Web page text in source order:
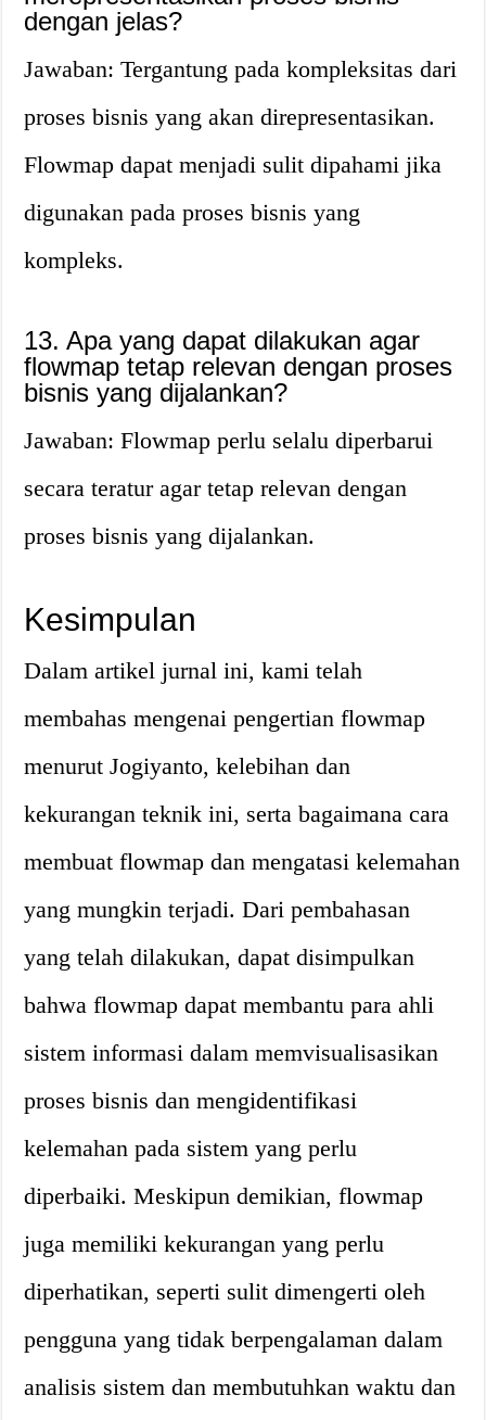
dengan jelas?
Jawaban: Tergantung pada kompleksitas dari
proses bisnis yang akan direpresentasikan.
Flowmap dapat menjadi sulit dipahami jika
digunakan pada proses bisnis yang
kompleks.
13. Apa yang dapat dilakukan agar
flowmap tetap relevan dengan proses
bisnis yang dijalankan?
Jawaban: Flowmap perlu selalu diperbarui
secara teratur agar tetap relevan dengan
proses bisnis yang dijalankan.
Kesimpulan
Dalam artikel jurnal ini, kami telah
membahas mengenai pengertian flowmap
menurut Jogiyanto, kelebihan dan
kekurangan teknik ini, serta bagaimana cara
membuat flowmap dan mengatasi kelemahan
yang mungkin terjadi. Dari pembahasan
yang telah dilakukan, dapat disimpulkan
bahwa flowmap dapat membantu para ahli
sistem informasi dalam memvisualisasikan
proses bisnis dan mengidentifikasi
kelemahan pada sistem yang perlu
diperbaiki. Meskipun demikian, flowmap
juga memiliki kekurangan yang perlu
diperhatikan, seperti sulit dimengerti oleh
pengguna yang tidak berpengalaman dalam
analisis sistem dan membutuhkan waktu dan